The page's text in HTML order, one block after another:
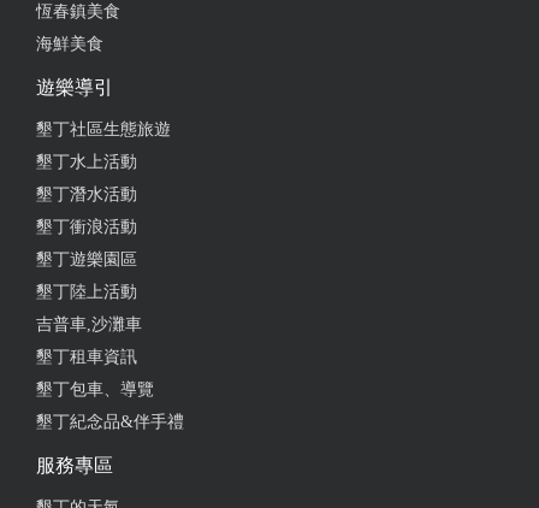
恆春鎮美食
海鮮美食
遊樂導引
墾丁社區生態旅遊
墾丁水上活動
墾丁潛水活動
墾丁衝浪活動
墾丁遊樂園區
墾丁陸上活動
吉普車,沙灘車
墾丁租車資訊
墾丁包車、導覽
墾丁紀念品&伴手禮
服務專區